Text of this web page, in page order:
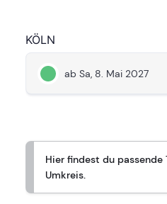
KÖLN
ab Sa, 8. Mai 2027
Hier findest du passende
Umkreis.